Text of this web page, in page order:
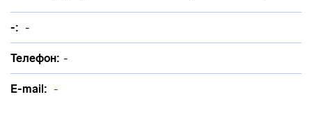
-: -
Телефон: -
E-mail: -